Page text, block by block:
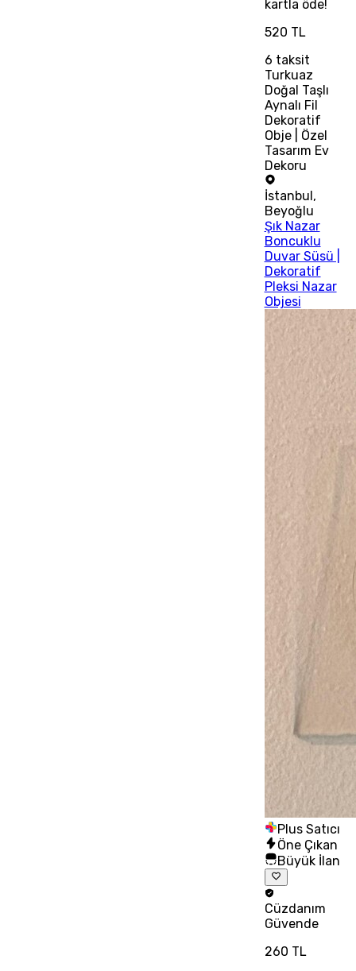
kartla öde!
520 TL
6 taksit
Turkuaz
Doğal Taşlı
Aynalı Fil
Dekoratif
Obje | Özel
Tasarım Ev
Dekoru
İstanbul,
Beyoğlu
Şık Nazar
Boncuklu
Duvar Süsü |
Dekoratif
Pleksi Nazar
Objesi
Plus Satıcı
Öne Çıkan
Büyük İlan
Cüzdanım
Güvende
260 TL